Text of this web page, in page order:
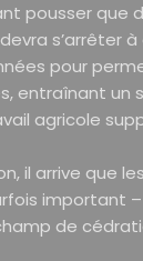
pousser que
s’arrêter
pour
entraînant un
agricole
il arrive que
important
de